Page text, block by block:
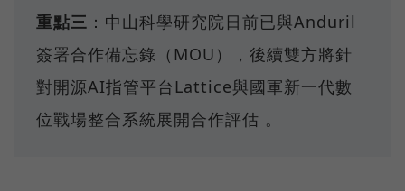
重點三 ：中山科學研究院日前已與Anduril
簽署合作備忘錄（MOU），後續雙方將針
對開源AI指管平台Lattice與國軍新一代數
位戰場整合系統展開合作評估 。